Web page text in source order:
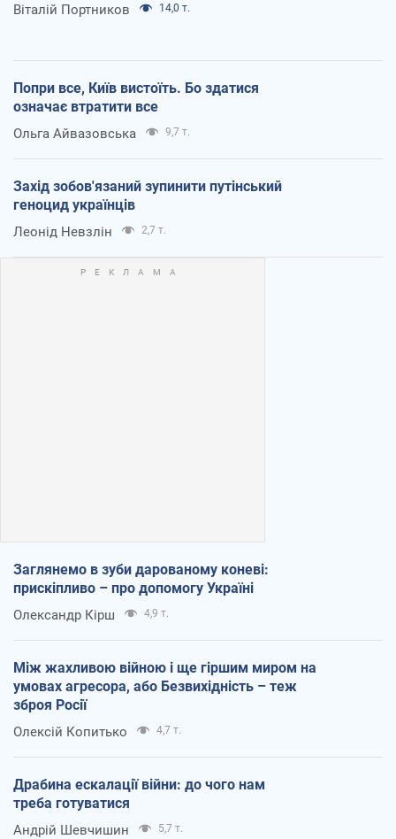
Віталій Портников 14,0 т.
Попри все, Київ вистоїть. Бо здатися
означає втратити все
Ольга Айвазовська 9,7 т.
Захід зобов'язаний зупинити путінський
геноцид українців
Леонід Невзлін 2,7 т.
Заглянемо в зуби дарованому коневі:
прискіпливо – про допомогу Україні
Олександр Кірш 4,9 т.
Між жахливою війною і ще гіршим миром на
умовах агресора, або Безвихідність – теж
зброя Росії
Олексій Копитько 4,7 т.
Драбина ескалації війни: до чого нам
треба готуватися
Андрій Шевчишин 5,7 т.